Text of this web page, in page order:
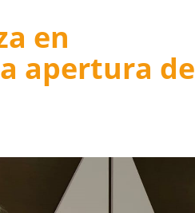
en
apertura de